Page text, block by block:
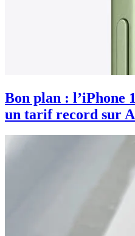
Bon plan : l’iPhone
un tarif record sur